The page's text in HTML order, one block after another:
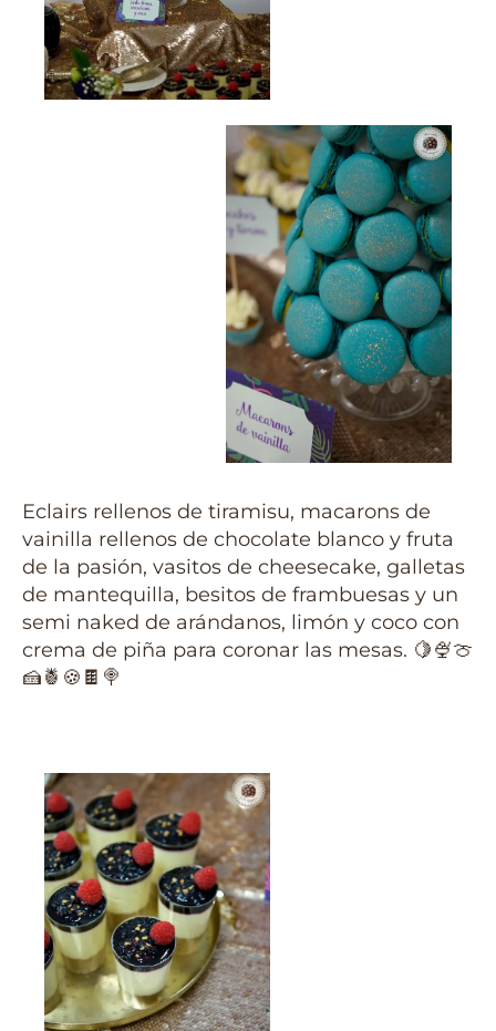
Eclairs rellenos de tiramisu, macarons de
vainilla rellenos de chocolate blanco y fruta
de la pasión, vasitos de cheesecake, galletas
de mantequilla, besitos de frambuesas y un
semi naked de arándanos, limón y coco con
crema de piña para coronar las mesas. 🍋🍨🍈
🍰🍍🍪🍫🍭